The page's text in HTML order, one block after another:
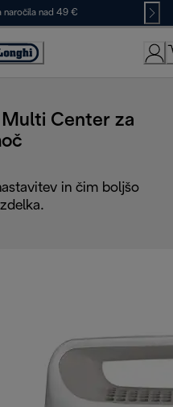
naročila nad 49 €
Multi Center za
in čim boljšo